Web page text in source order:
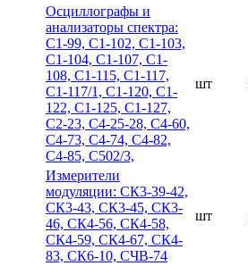
Осциллографы и
анализаторы спектра:
С1-99, С1-102, С1-103,
С1-104, С1-107, С1-
108, С1-115, С1-117,
С1-117/1, С1-120, С1-
122, С1-125, С1-127,
С2-23, С4-25-28, С4-60,
С4-73, С4-74, С4-82,
С4-85, С502/3,
шт
Измерители
модуляции: СК3-39-42,
СК3-43, СК3-45, СК3-
46, СК4-56, СК4-58,
СК4-59, СК4-67, СК4-
83, СК6-10, СЧВ-74
шт